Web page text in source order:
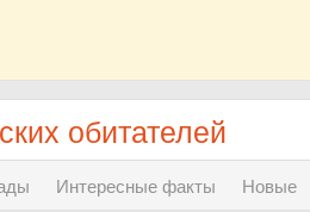
обитателей
Интересные факты Новые